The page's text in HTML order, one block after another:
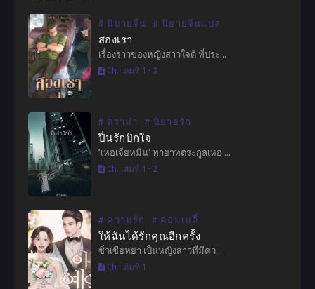
# นิยายจีน # นิยายจีนแปล
สองเรา
เรื่องราวของหญิงสาวใจดี ที่ประ…
Ch. เล่มที่ 1 - 3
# ดราม่า # นิยายรัก
ปิ่นรักปักใจ
‘เหอเจียหมิ่น’ ทายาทตระกูลเหอ …
Ch. เล่มที่ 1 - 2
# ความรัก # คอมเมดี้
ให้ฉันได้รักคุณอีกครั้ง
ซิ่วเซียหยา เป็นหญิงสาวที่มีคว…
Ch. เล่มที่ 1